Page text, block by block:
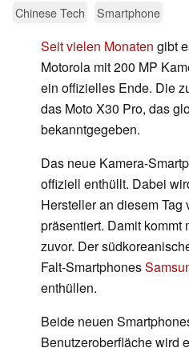
Chinese Tech
Smartphone
Seit vielen Monaten gibt
Motorola mit 200 MP
ein offizielles Ende. Die
das Moto X30 Pro, das
bekanntgegeben.
Das neue Kamera-
offiziell enthüllt. Dabei
Hersteller an diesem
präsentiert. Damit
zuvor. Der
Falt-Smartphones
enthüllen.
Beide neuen
Benutzeroberfläche wird